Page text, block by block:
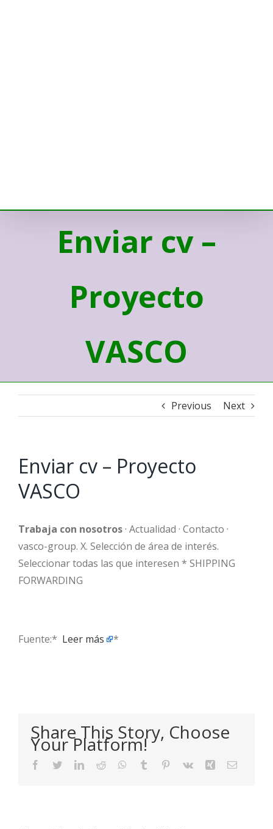
Enviar cv –
Proyecto
VASCO
Previous Next
Enviar cv – Proyecto
VASCO
Trabaja con nosotros· Actualidad · Contacto ·
vasco-group. X. Selección de área de interés.
Seleccionar todas las que interesen * SHIPPING
FORWARDING
Fuente:* ​ Leer más *
Share This Story, Choose
Your Platform!
Facebook
TwitterLinkedIn
Reddit WhatsApp
Tumblr Pinterest
Vk Xing Email